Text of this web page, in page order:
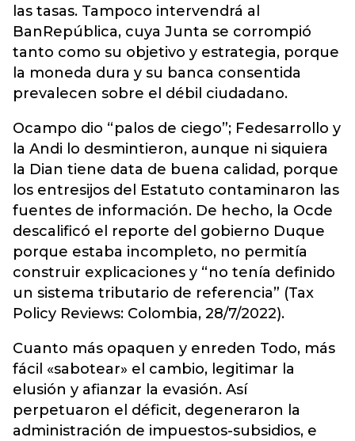
las tasas. Tampoco intervendrá al
BanRepública, cuya Junta se corrompió
tanto como su objetivo y estrategia, porque
la moneda dura y su banca consentida
prevalecen sobre el débil ciudadano.
Ocampo dio “palos de ciego”; Fedesarrollo y
la Andi lo desmintieron, aunque ni siquiera
la Dian tiene data de buena calidad, porque
los entresijos del Estatuto contaminaron las
fuentes de información. De hecho, la Ocde
descalificó el reporte del gobierno Duque
porque estaba incompleto, no permitía
construir explicaciones y “no tenía definido
un sistema tributario de referencia” (Tax
Policy Reviews: Colombia, 28/7/2022).
Cuanto más opaquen y enreden Todo, más
fácil «sabotear» el cambio, legitimar la
elusión y afianzar la evasión. Así
perpetuaron el déficit, degeneraron la
administración de impuestos-subsidios, e